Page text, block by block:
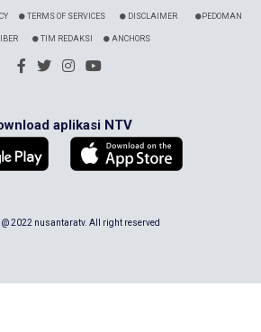
TERMS OF SERVICES DISCLAIMER PEDOMAN
TIM REDAKSI ANCHORS
aplikasi NTV
2022 nusantaratv. All right reserved